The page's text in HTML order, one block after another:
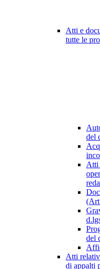
Atti e
tutte le
del
Atti
del
Atti
di appalti